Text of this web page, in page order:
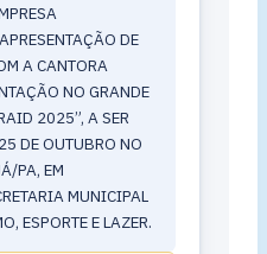
DE
A CANTORA
NO GRANDE
2025”, A SER
DE OUTUBRO NO
PA, EM
MUNICIPAL
ESPORTE E LAZER.